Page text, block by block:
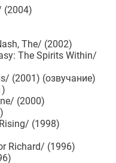
(2004)
The/ (2002)
The Spirits Within/
(2001) (озвучание)
(2000)
(1998)
Richard/ (1996)